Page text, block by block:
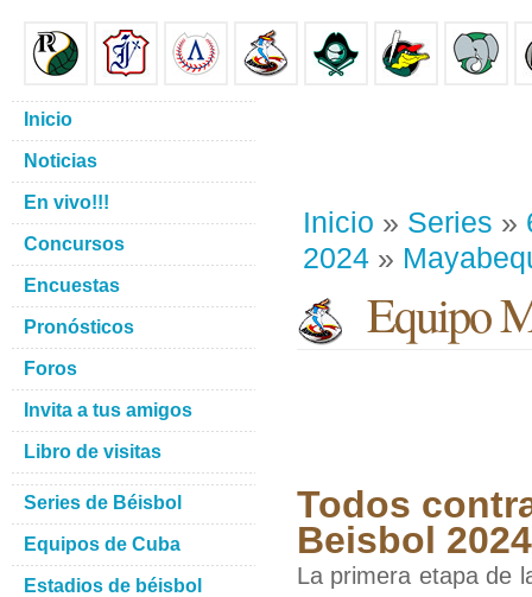
Inicio » Series »
2024 »
Equipo
Todos
Beisbol 2024
La primera etapa de
Inicio
Noticias
En vivo!!!
Concursos
Encuestas
Pronósticos
Foros
Invita a tus amigos
Libro de visitas
Series de Béisbol
Equipos de Cuba
Estadios de béisbol